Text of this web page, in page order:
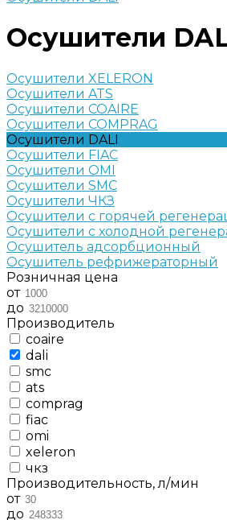
Осушители
Осушители XELERON
Осушители ATS
Осушители COAIRE
Осушители COMPRAG
Осушители DALI
Осушители FIAC
Осушители OMI
Осушители SMC
Осушители ЧКЗ
Осушители с горячей
Осушители с холодной
Осушитель адсорбционный
Осушитель рефрижераторный
Розничная цена
от
до
Производитель
coaire
dali
smc
ats
comprag
fiac
omi
xeleron
чкз
Производительность, л/мин
от
до